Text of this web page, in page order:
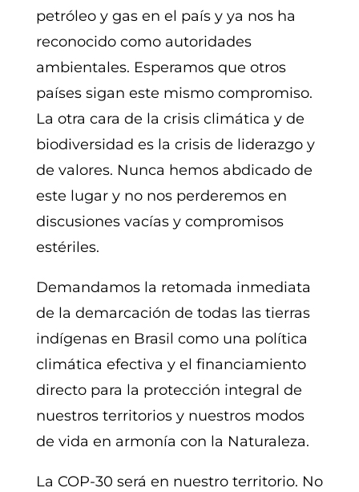
petróleo y gas en el país y ya nos ha
reconocido como autoridades
ambientales. Esperamos que otros
países sigan este mismo compromiso.
La otra cara de la crisis climática y de
biodiversidad es la crisis de liderazgo y
de valores. Nunca hemos abdicado de
este lugar y no nos perderemos en
discusiones vacías y compromisos
estériles.
Demandamos la retomada inmediata
de la demarcación de todas las tierras
indígenas en Brasil como una política
climática efectiva y el financiamiento
directo para la protección integral de
nuestros territorios y nuestros modos
de vida en armonía con la Naturaleza.
La COP-30 será en nuestro territorio. No